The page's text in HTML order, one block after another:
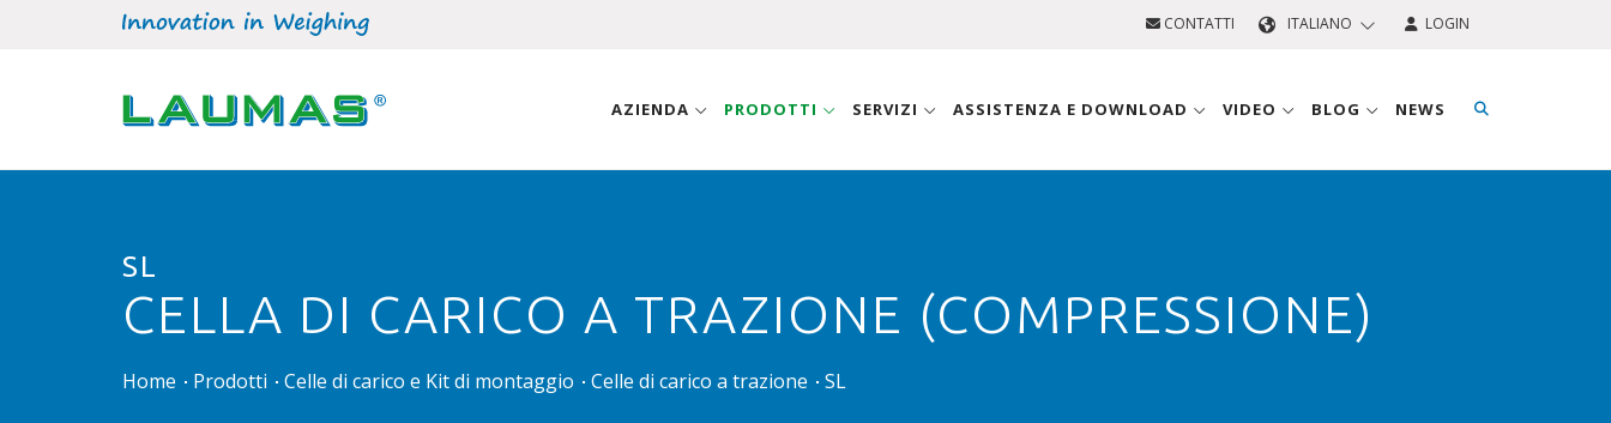
CONTATTI ITALIANO LOGIN
AZIENDA PRODOTTI SERVIZI ASSISTENZA E DOWNLOAD VIDEO BLOG NEWS
SL
CELLA DI CARICO A TRAZIONE (COMPRESSIONE)
Home Prodotti Celle di carico e Kit di montaggio Celle di carico a trazione SL